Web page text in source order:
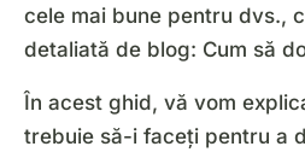
cele mai bune pentru dvs.,
detaliată de blog: Cum să
În acest ghid, vă vom
trebuie să-i faceți pentru a